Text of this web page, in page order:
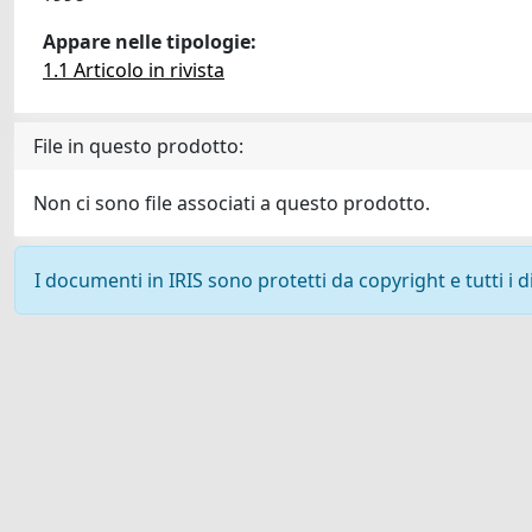
Appare nelle tipologie:
1.1 Articolo in rivista
File in questo prodotto:
Non ci sono file associati a questo prodotto.
I documenti in IRIS sono protetti da copyright e tutti i